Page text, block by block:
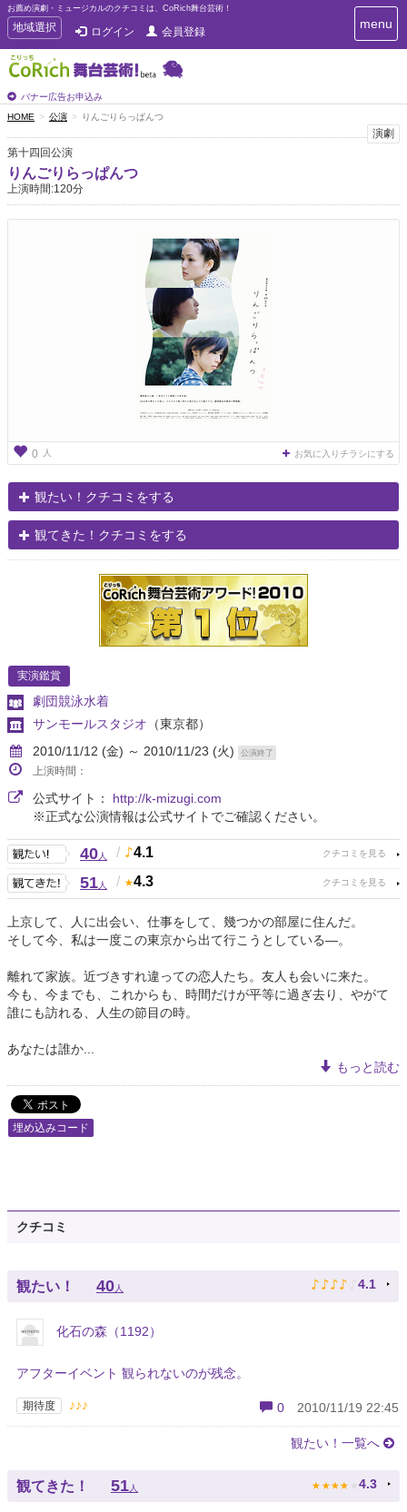
お薦め演劇・ミュージカルのクチコミは、CoRich舞台芸術！
T
o
g
g
e
n
a
v
i
g
a
地域選択 ログイン 会員登録
バナー広告お申込み
T
o
g
a
menu
HOME 公演 りんごりらっぱんつ
演劇
第十四回公演
りんごりらっぱんつ
上演時間:120分
0 人 お気に入りチラシにする
観たい！クチコミをする
観てきた！クチコミをする
実演鑑賞
劇団競泳水着
サンモールスタジオ （東京都）
2010/11/12 (金) ～ 2010/11/23 (火)
公演終了
上演時間：
公式サイト： http://k-mizugi.com
※正式な公演情報は公式サイトでご確認ください。
40人 / 4.1
51人 / 4.3
上京して、人に出会い、仕事をして、幾つかの部屋に住んだ。
そして今、私は一度この東京から出て行こうとしている―。
離れて家族。近づきすれ違っての恋人たち。友人も会いに来た。
今も、今までも、これからも、時間だけが平等に過ぎ去り、やがて
誰にも訪れる、人生の節目の時。
あなたは誰か...
もっと読む
埋め込みコード
クチコミ
観たい！ 40人 ♪ ♪ ♪ ♪ ♪ 4.1
化石の森（1192）
アフターイベント 観られないのが残念。
期待度 ♪♪♪ 0 2010/11/19 22:45
観たい！一覧へ
観てきた！ 51 人 ★ ★ ★ ★ ★ 4.3